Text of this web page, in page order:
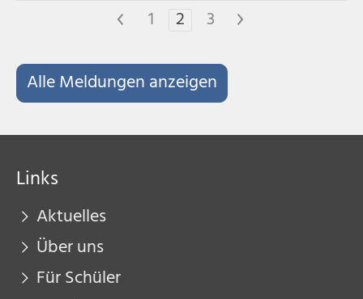
<
1 2 3 >
Alle Meldungen anzeigen
Links
Aktuelles
Über uns
Für Schüler